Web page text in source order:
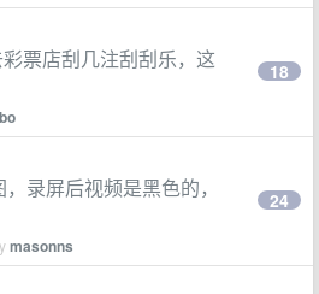
票店刮几注刮刮乐，这
18
录屏后视频是黑色的，
masonns
24